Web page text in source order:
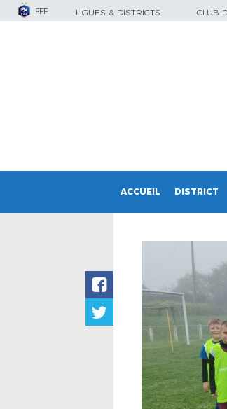
FFF LIGUES & DISTRICTS CLUB
ACCUEIL DISTRICT